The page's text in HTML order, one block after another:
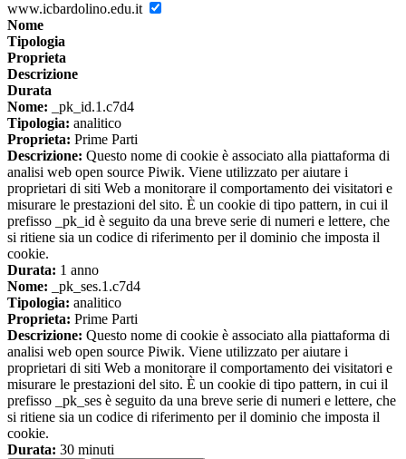
www.icbardolino.edu.it
Nome
Tipologia
Proprieta
Descrizione
Durata
Nome: _pk_id.1.c7d4
Tipologia: analitico
Proprieta: Prime Parti
Descrizione: Questo nome di cookie è associato alla piattaforma di
analisi web open source Piwik. Viene utilizzato per aiutare i
proprietari di siti Web a monitorare il comportamento dei visitatori e
misurare le prestazioni del sito. È un cookie di tipo pattern, in cui il
prefisso _pk_id è seguito da una breve serie di numeri e lettere, che
si ritiene sia un codice di riferimento per il dominio che imposta il
cookie.
Durata: 1 anno
Nome: _pk_ses.1.c7d4
Tipologia: analitico
Proprieta: Prime Parti
Descrizione: Questo nome di cookie è associato alla piattaforma di
analisi web open source Piwik. Viene utilizzato per aiutare i
proprietari di siti Web a monitorare il comportamento dei visitatori e
misurare le prestazioni del sito. È un cookie di tipo pattern, in cui il
prefisso _pk_ses è seguito da una breve serie di numeri e lettere, che
si ritiene sia un codice di riferimento per il dominio che imposta il
cookie.
Durata: 30 minuti